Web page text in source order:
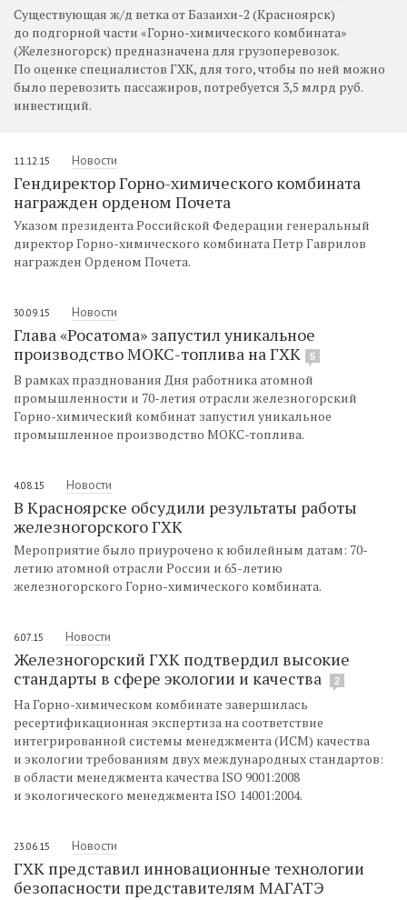
Существующая ж/д ветка от Базаихи-2 (Красноярск)
до подгорной части «Горно-химического комбината»
(Железногорск) предназначена для грузоперевозок.
По оценке специалистов ГХК, для того, чтобы по ней можно
было перевозить пассажиров, потребуется 3,5 млрд руб.
инвестиций.
11.12.15 Новости
Гендиректор Горно-химического комбината
награжден орденом Почета
Указом президента Российской Федерации генеральный
директор Горно-химического комбината Петр Гаврилов
награжден Орденом Почета.
30.09.15 Новости
Глава «Росатома» запустил уникальное
производство МОКС-топлива на ГХК
5
В рамках празднования Дня работника атомной
промышленности и 70-летия отрасли железногорский
Горно-химический комбинат запустил уникальное
промышленное производство МОКС-топлива.
4.08.15 Новости
В Красноярске обсудили результаты работы
железногорского ГХК
Мероприятие было приурочено к юбилейным датам: 70-
летию атомной отрасли России и 65-летию
железногорского Горно-химического комбината.
6.07.15 Новости
Железногорский ГХК подтвердил высокие
стандарты в сфере экологии и качества
2
На Горно-химическом комбинате завершилась
ресертификационная экспертиза на соответствие
интегрированной системы менеджмента (ИСМ) качества
и экологии требованиям двух международных стандартов:
в области менеджмента качества ISO 9001:2008
и экологического менеджмента ISO 14001:2004.
23.06.15 Новости
ГХК представил инновационные технологии
безопасности представителям МАГАТЭ